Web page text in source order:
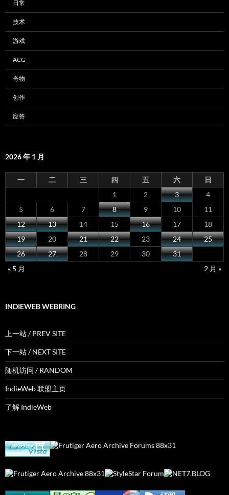
日常
技术
游戏
ACG
奇物
创作
应答
2026 年 1 月
一 二 三 四 五 六
日
1
2 3
4
5
6 7 8 9 10
11
12
13 14 15 16 17
18
19
20 21 22 23 24
25
26
27 28 29 30
31
« 5 月
2 月 »
INDIEWEB WEBRING
上一站 / PREV SITE
下一站 / NEXT SITE
随机访问 / RANDOM
IndieWeb 联盟主页
了解 IndieWeb